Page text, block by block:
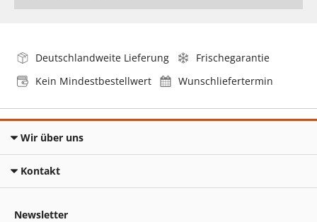
Deutschlandweite Lieferung
Frischegarantie
Kein Mindestbestellwert
Wunschliefertermin
Wir über uns
Kontakt
Newsletter